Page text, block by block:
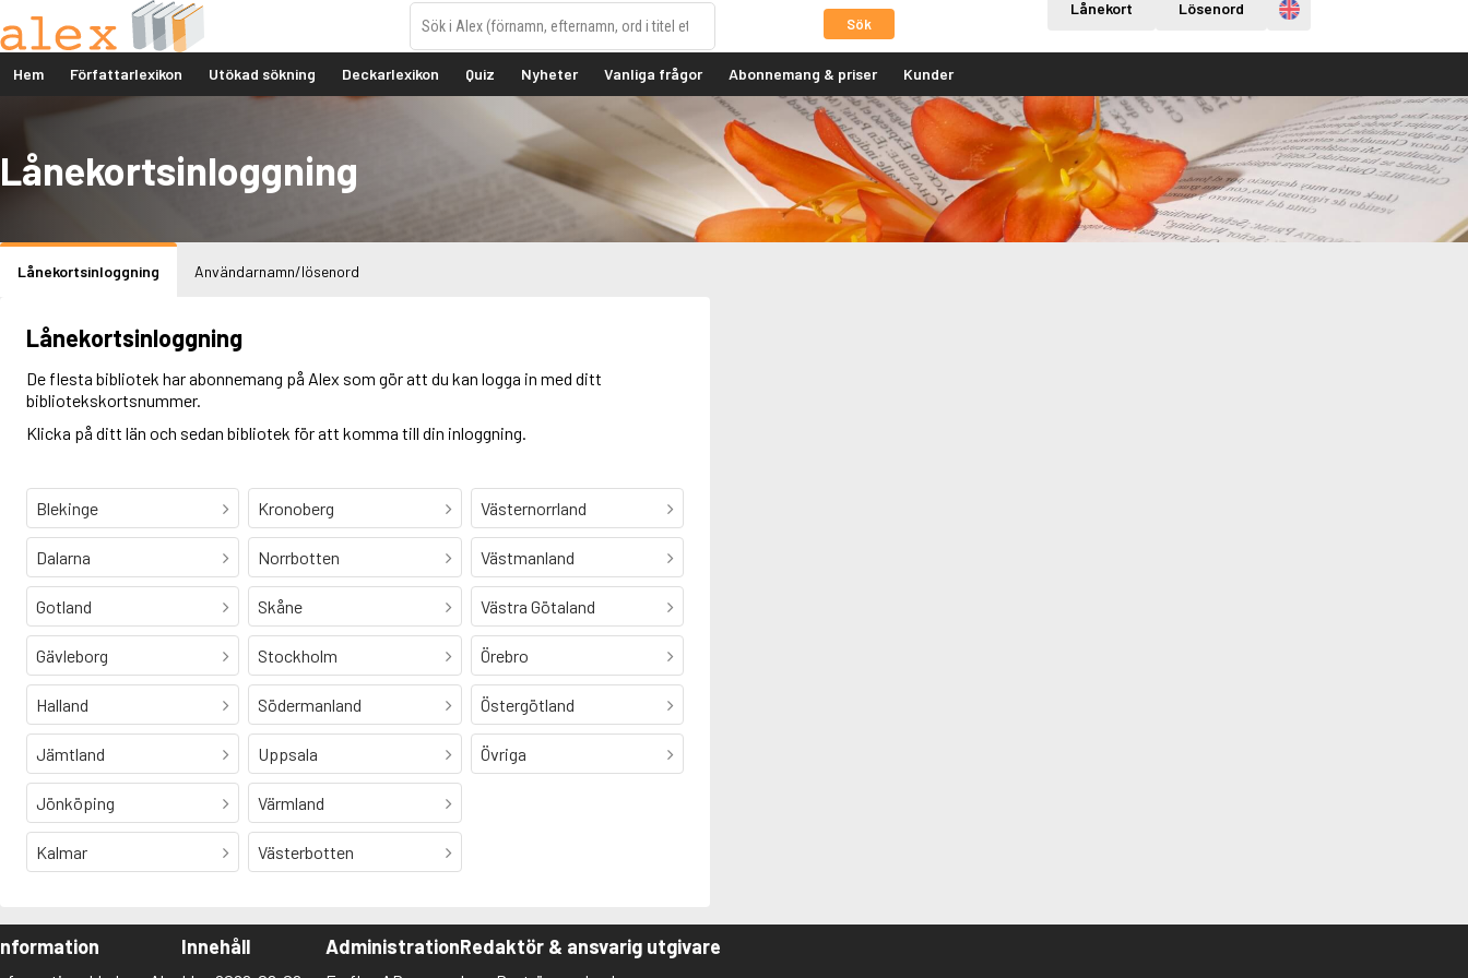
Sök
Lånekort Lösenord Engelska
Hem Författarlexikon Utökad sökning Deckarlexikon Quiz Nyheter Vanliga frågor Abonnemang & priser Kunder
Lånekortsinloggning
Lånekortsinloggning Användarnamn/lösenord
Lånekortsinloggning
De flesta bibliotek har abonnemang på Alex som gör att du kan logga in med ditt
bibliotekskortsnummer.
Klicka på ditt län och sedan bibliotek för att komma till din inloggning.
Blekinge
Dalarna
Gotland
Gävleborg
Halland
Jämtland
Jönköping
Kalmar
Kronoberg
Norrbotten
Skåne
Stockholm
Södermanland
Uppsala
Värmland
Västerbotten
Västernorrland
Västmanland
Västra Götaland
Örebro
Östergötland
Övriga
Innehåll AdministrationRedaktör & ansvarig utgivare